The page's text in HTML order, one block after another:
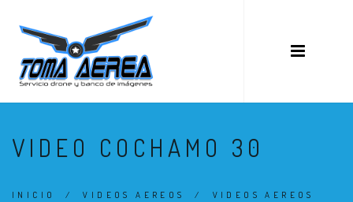
VIDEO COCHAMO 30
INICIO /VIDEOS AEREOS / VIDEOS AEREOS